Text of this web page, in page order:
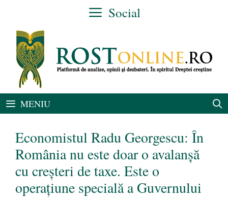
conținut
Social
MENIU
Economistul Radu Georgescu: În
România nu este doar o avalanșă
cu creșteri de taxe. Este o
operațiune specială a Guvernului